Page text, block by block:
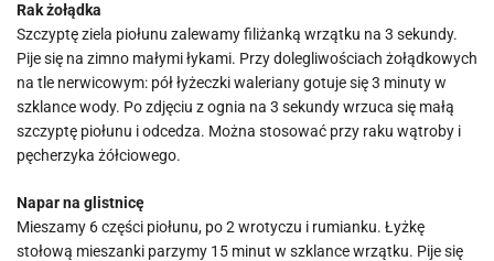
Rak żołądka
Szczyptę ziela piołunu zalewamy filiżanką wrzątku na 3 sekundy.
Pije się na zimno małymi łykami. Przy dolegliwościach żołądkowych
na tle nerwicowym: pół łyżeczki waleriany gotuje się 3 minuty w
szklance wody. Po zdjęciu z ognia na 3 sekundy wrzuca się małą
szczyptę piołunu i odcedza. Można stosować przy raku wątroby i
pęcherzyka żółciowego.
Napar na glistnicę
Mieszamy 6 części piołunu, po 2 wrotyczu i rumianku. Łyżkę
stołową mieszanki parzymy 15 minut w szklance wrzątku. Pije się